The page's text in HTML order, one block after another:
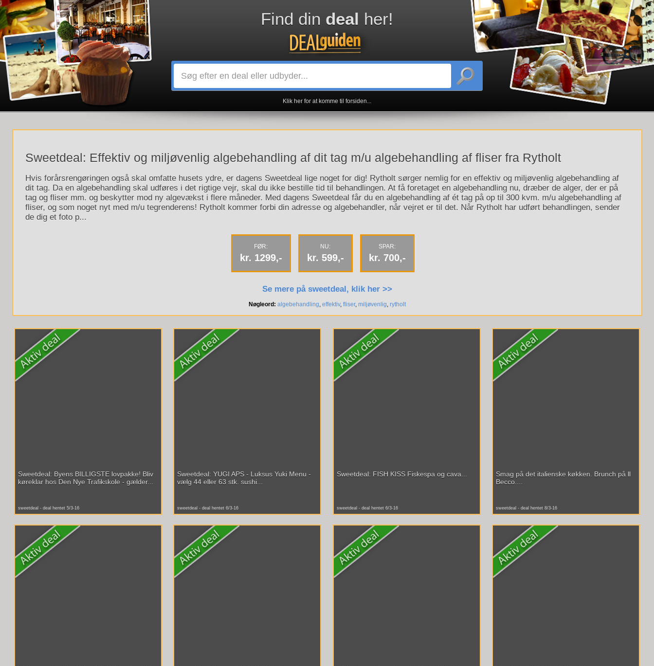
Find din deal her!
Klik her for at komme til forsiden...
Sweetdeal: Effektiv og miljøvenlig algebehandling af dit tag m/u algebehandling af fliser fra Rytholt
Hvis forårsrengøringen også skal omfatte husets ydre, er dagens Sweetdeal lige noget for dig! Rytholt sørger nemlig for en effektiv og miljøvenlig algebehandling af
dit tag. Da en algebehandling skal udføres i det rigtige vejr, skal du ikke bestille tid til behandlingen. At få foretaget en algebehandling nu, dræber de alger, der er på
tag og fliser mm. og beskytter mod ny algevækst i flere måneder. Med dagens Sweetdeal får du en algebehandling af ét tag på op til 300 kvm. m/u algebehandling af
fliser, og som noget nyt med m/u tegrenderens! Rytholt kommer forbi din adresse og algebehandler, når vejret er til det. Når Rytholt har udført behandlingen, sender
de dig et foto p...
FØR:
kr. 1299,-
NU:
kr. 599,-
SPAR:
kr. 700,-
Se mere på sweetdeal, klik her >>
Nøgleord: algebehandling, effektiv, fliser, miljøvenlig, rytholt
Sweetdeal: Byens BILLIGSTE lovpakke! Bliv
køreklar hos Den Nye Trafikskole - gælder...
sweetdeal - deal hentet 5/3-16
Sweetdeal: YUGI APS - Luksus Yuki Menu -
vælg 44 eller 63 stk. sushi...
sweetdeal - deal hentet 6/3-16
Sweetdeal: FISH KISS Fiskespa og cava...
sweetdeal - deal hentet 6/3-16
Smag på det italienske køkken. Brunch på ll
Becco....
sweetdeal - deal hentet 8/3-16